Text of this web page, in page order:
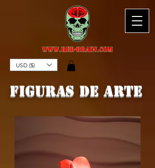
USD ($)
figuras de arte